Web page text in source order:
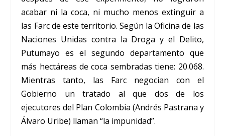
acabar ni la coca, ni mucho menos extinguir a
las Farc de este territorio. Según la Oficina de las
Naciones Unidas contra la Droga y el Delito,
Putumayo es el segundo departamento que
más hectáreas de coca sembradas tiene: 20.068.
Mientras tanto, las Farc negocian con el
Gobierno un tratado al que dos de los
ejecutores del Plan Colombia (Andrés Pastrana y
Álvaro Uribe) llaman “la impunidad”.